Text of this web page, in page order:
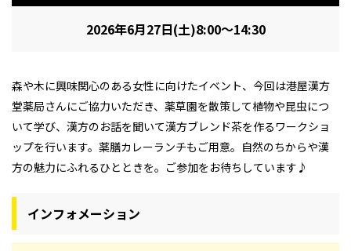
ランチ その他
その他
その他
その他
2026年6月27日(土)8:00～14:30
森や木に興味関心のある女性に向けたイベント、今回は港屋漢方
堂薬局さんにご協力いただき、薬草園を散策して植物や昆虫につ
いて学び、漢方のお話を聞いて漢方ブレンド茶を作るワークショ
ップを行います。薬膳カレーランチもご用意。自然のちからや漢
方の魅力にふれるひとときを。ご参加をお待ちしています♪
インフォメーション